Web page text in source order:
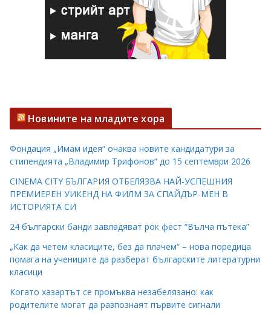
Новините на младите хора
Фондация „Имам идея“ очаква новите кандидатури за
стипендията „Владимир Трифонов“ до 15 септември 2026
CINEMA CITY БЪЛГАРИЯ ОТБЕЛЯЗВА НАЙ-УСПЕШНИЯ
ПРЕМИЕРЕН УИКЕНД НА ФИЛМ ЗА СПАЙДЪР-МЕН В
ИСТОРИЯТА СИ
24 български банди завладяват рок фест “Вълча пътека”
„Как да четем класиците, без да плачем“ – нова поредица
помага на учениците да разберат българските литературни
класици
Когато хазартът се промъква незабелязано: как
родителите могат да разпознаят първите сигнали